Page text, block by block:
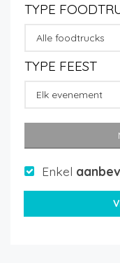
TYPE
Alle foodtrucks
TYPE FEEST
Elk evenement
Enkel